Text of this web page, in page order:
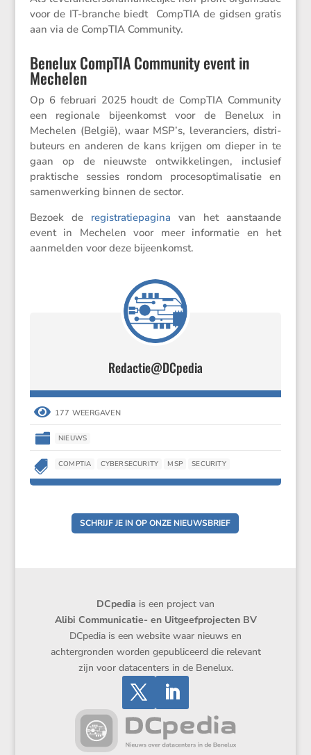
voor de IT-branche biedt CompTIA de gidsen gratis
aan via de CompTIA Commu­nity.
Benelux CompTIA Community event in
Mechelen
Op 6 februari 2025 houdt de CompTIA Commu­nity
een regio­nale bijeen­komst voor de Benelux in
Mechelen (België), waar MSP’s, leveran­ciers, distri­
bu­teurs en anderen de kans krijgen om dieper in te
gaan op de nieuwste ontwik­ke­lingen, inclu­sief
prakti­sche sessies rondom procesop­ti­ma­li­satie en
samen­wer­king binnen de sector.
Bezoek de registra­tie­pa­gina van het aanstaande
event in Mechelen voor meer infor­matie en het
aanmelden voor deze bijeenkomst.
Redactie@DCpedia
 177 WEERGAVEN
 NIEUWS
 COMPTIA CYBERSECURITY MSP SECURITY
SCHRIJF JE IN OP ONZE NIEUWSBRIEF
DCpedia is een project van
Alibi Communicatie- en Uitgeefprojecten BV
DCpedia is een website waar nieuws en
achtergronden worden gepubliceerd die relevant
zijn voor datacenters in de Benelux.